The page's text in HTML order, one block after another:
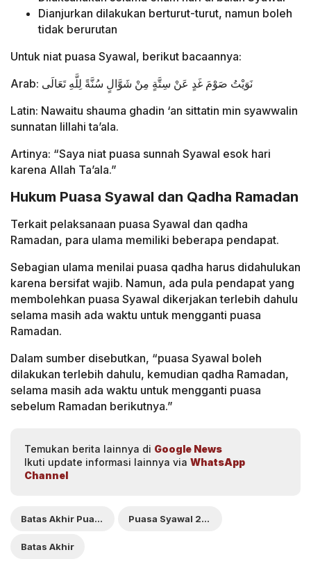
Dianjurkan dilakukan berturut-turut, namun boleh
tidak berurutan
Untuk niat puasa Syawal, berikut bacaannya:
Arab: نَوَيْتُ صَوْمَ غَدٍ عَنْ سِتَّةٍ مِنْ شَوَّالٍ سُنَّةً لِلَّهِ تَعَالَى
Latin: Nawaitu shauma ghadin ‘an sittatin min syawwalin
sunnatan lillahi ta’ala.
Artinya: “Saya niat puasa sunnah Syawal esok hari
karena Allah Ta’ala.”
Hukum Puasa Syawal dan Qadha Ramadan
Terkait pelaksanaan puasa Syawal dan qadha
Ramadan, para ulama memiliki beberapa pendapat.
Sebagian ulama menilai puasa qadha harus didahulukan
karena bersifat wajib. Namun, ada pula pendapat yang
membolehkan puasa Syawal dikerjakan terlebih dahulu
selama masih ada waktu untuk mengganti puasa
Ramadan.
Dalam sumber disebutkan, “puasa Syawal boleh
dilakukan terlebih dahulu, kemudian qadha Ramadan,
selama masih ada waktu untuk mengganti puasa
sebelum Ramadan berikutnya.”
Temukan berita lainnya di Google News
Ikuti update informasi lainnya via WhatsApp
Channel
Batas Akhir Puasa Syawal Puasa Syawal 2026
Batas Akhir